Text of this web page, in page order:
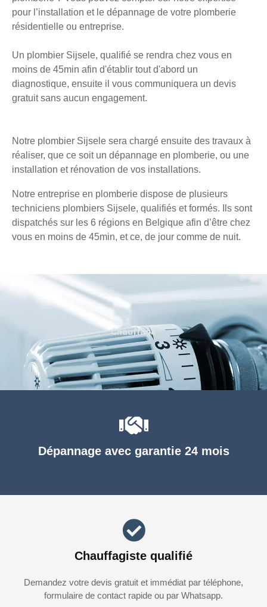
pour l’installation et le dépannage de votre plomberie
résidentielle ou entreprise.
Un plombier Sijsele, qualifié se rendra chez vous en
moins de 45min afin d'établir tout d'abord un
diagnostique, ensuite il vous communiquera un devis
gratuit sans aucun engagement.
Notre plombier Sijsele sera chargé ensuite des travaux à
réaliser, que ce soit un dépannage en plomberie, ou une
installation et rénovation de vos installations.
Notre entreprise en plomberie dispose de plusieurs
techniciens plombiers Sijsele, qualifiés et formés. Ils sont
dispatchés sur les 6 régions en Belgique afin d’être chez
vous en moins de 45min, et ce, de jour comme de nuit.
Dépannage avec garantie 24 mois
Chauffagiste qualifié
Demandez votre devis gratuit et immédiat par téléphone,
formulaire de contact rapide ou par Whatsapp.
Chauffage